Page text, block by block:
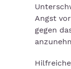
Angst
gegen